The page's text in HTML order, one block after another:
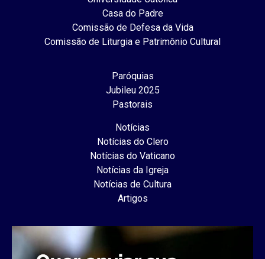
Casa do Padre
Comissão de Defesa da Vida
Comissão de Liturgia e Patrimônio Cultural
Paróquias
Jubileu 2025
Pastorais
Notícias
Notícias do Clero
Notícias do Vaticano
Notícias da Igreja
Notícias de Cultura
Artigos